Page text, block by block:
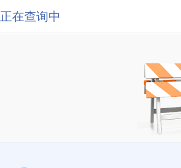
正在查询中